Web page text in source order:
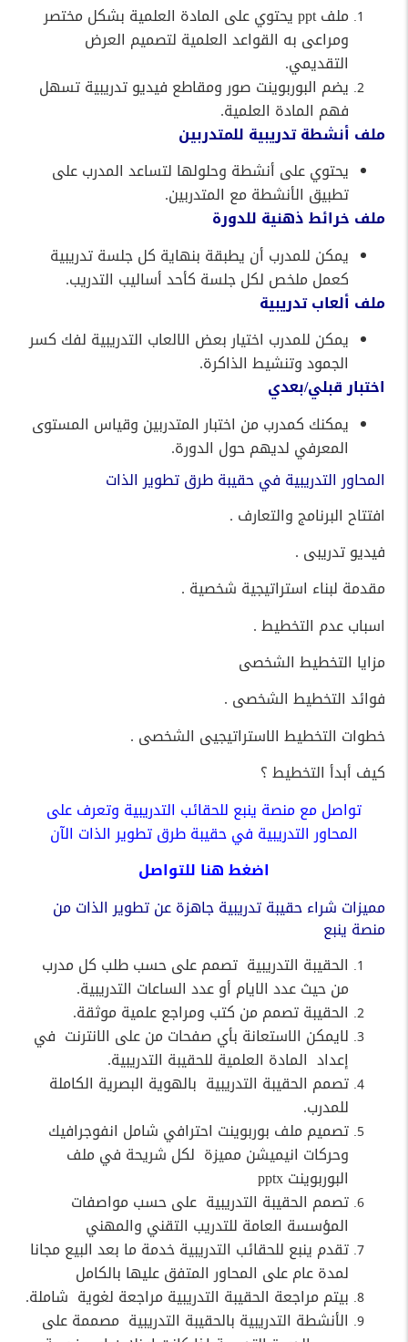
ملف ppt يحتوي على المادة العلمية بشكل مختصر
ومراعى به القواعد العلمية لتصميم العرض
التقديمي.
يضم البوربوينت صور ومقاطع فيديو تدريبية تسهل
فهم المادة العلمية.
ملف أنشطة تدريبية للمتدربين
يحتوي على أنشطة وحلولها لتساعد المدرب على
تطبيق الأنشطة مع المتدربين.
ملف خرائط ذهنية للدورة
يمكن للمدرب أن يطبقة بنهاية كل جلسة تدريبية
كعمل ملخص لكل جلسة كأحد أساليب التدريب.
ملف ألعاب تدريبية
يمكن للمدرب اختيار بعض الالعاب التدريبية لفك كسر
الجمود وتنشيط الذاكرة.
اختبار قبلي/بعدي
يمكنك كمدرب من اختبار المتدربين وقياس المستوى
المعرفي لديهم حول الدورة.
المحاور التدريبية في حقيبة طرق تطوير الذات
افتتاح البرنامج والتعارف .
فيديو تدريبى .
مقدمة لبناء استراتيجية شخصية .
اسباب عدم التخطيط .
مزايا التخطيط الشخصى
فوائد التخطيط الشخصى .
خطوات التخطيط الاستراتيجيى الشخصى .
كيف أبدأ التخطيط ؟
تواصل مع منصة ينبع للحقائب التدريبية وتعرف على
المحاور التدريبية فيحقيبة طرق تطوير الذات الآن
اضغطهنا للتواصل
مميزات شراء حقيبة تدريبية جاهزة عن تطوير الذات من
منصة ينبع
الحقيبة التدريبية تصمم على حسب طلب كل مدرب
من حيث عدد الايام أو عدد الساعات التدريبية.
الحقيبة تصمم من كتب ومراجع علمية موثقة.
لايمكن الاستعانة بأي صفحات من على الانترنت في
إعداد المادة العلمية للحقيبة التدريبية.
تصمم الحقيبة التدريبية بالهوية البصرية الكاملة
للمدرب.
تصميم ملف بوربوينت احترافي شامل انفوجرافيك
وحركات انيميشن مميزة لكل شريحة في ملف
البوربوينت
تصمم الحقيبة التدريبية على حسب مواصفات
المؤسسة العامة للتدريب التقني والمهني
تقدم ينبع للحقائب التدريبية خدمة ما بعد البيع مجانا
لمدة عام على المحاور المتفق عليها بالكامل
بيتم مراجعة الحقيبة التدريبية مراجعة لغوية شاملة.
الأنشطة التدريبية بالحقيبة التدريبية مصممة على